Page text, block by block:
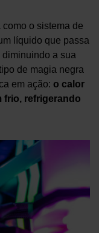
o sistema de
líquido que passa
a sua
de magia negra
em ação: o calor
frio, refrigerando